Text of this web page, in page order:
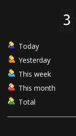
Today
Yesterday
This week
This month
Total